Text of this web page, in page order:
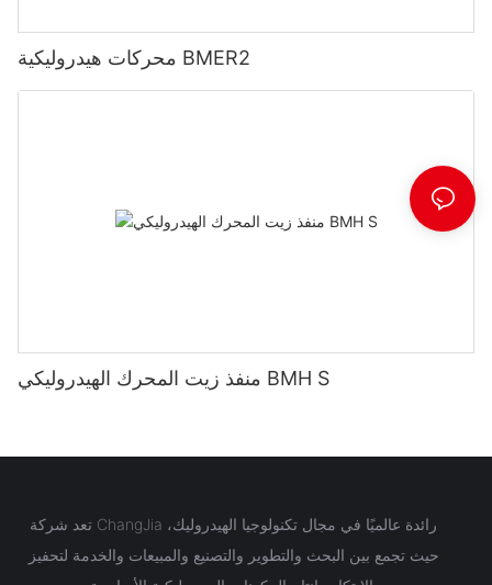
محركات هيدروليكية BMER2
منفذ زيت المحرك الهيدروليكي BMH S
تعد شركة ChangJia رائدة عالميًا في مجال تكنولوجيا الهيدروليك،
حيث تجمع بين البحث والتطوير والتصنيع والمبيعات والخدمة لتحفيز